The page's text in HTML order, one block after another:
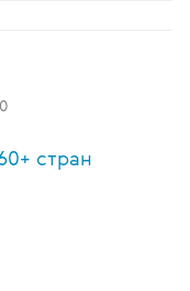
стран